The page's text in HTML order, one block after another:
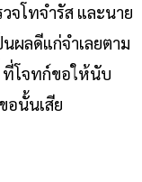
จโทจำรัส และนาย
ผลดีแก่จำเลยตาม
ที่โจทก์ขอให้นับ
อนั้นเสีย